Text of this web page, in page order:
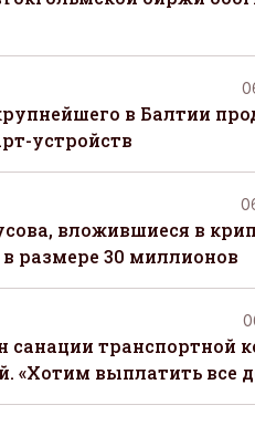
в Балтии
устройств
вложившиеся в
размере 30 миллионов
санации транспортной
«Хотим выплатить все